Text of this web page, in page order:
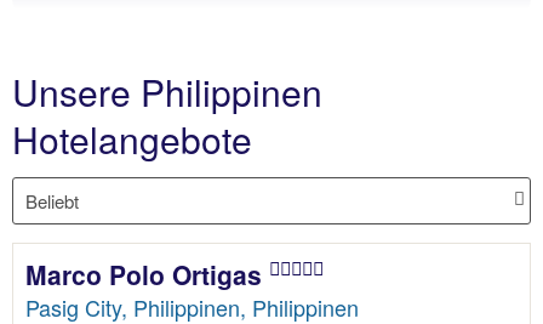
Unsere Philippinen
Hotelangebote
Marco Polo Ortigas
Pasig City, Philippinen, Philippinen